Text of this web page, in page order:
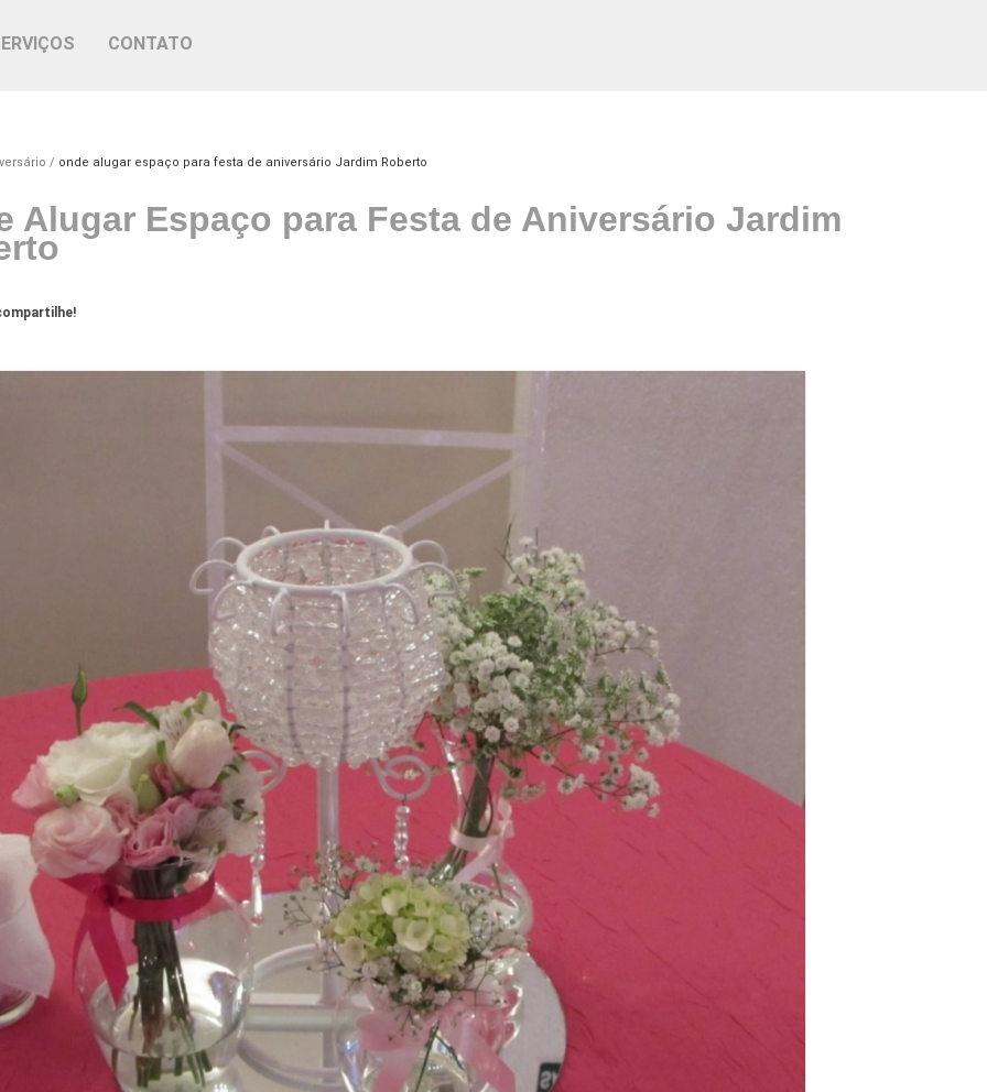
CONTATO
onde alugar espaço para festa de aniversário Jardim Roberto
Alugar Espaço para Festa de Aniversário Jardim